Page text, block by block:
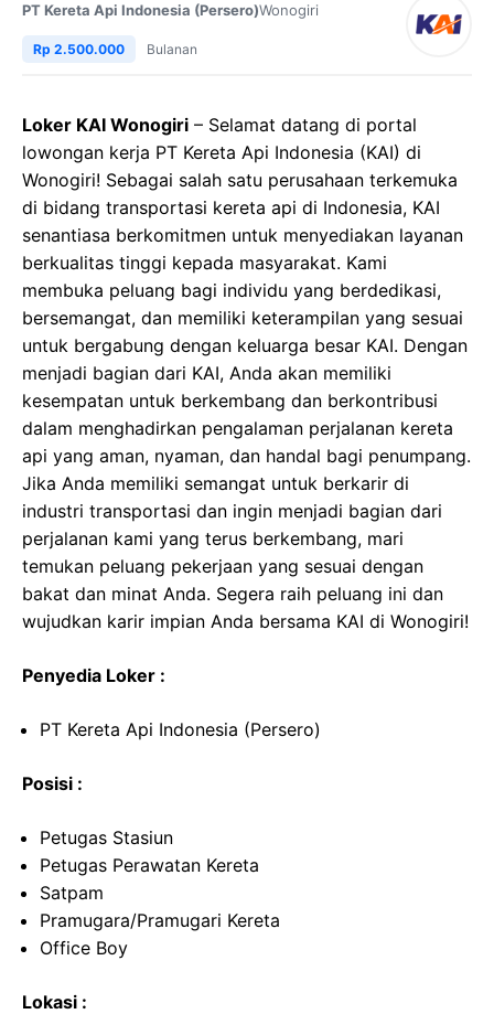
PT Kereta Api Indonesia (Persero)Wonogiri
Rp 2.500.000 Bulanan
Loker KAI Wonogiri – Selamat datang di portal
lowongan kerja PT Kereta Api Indonesia (KAI) di
Wonogiri! Sebagai salah satu perusahaan terkemuka
di bidang transportasi kereta api di Indonesia, KAI
senantiasa berkomitmen untuk menyediakan layanan
berkualitas tinggi kepada masyarakat. Kami
membuka peluang bagi individu yang berdedikasi,
bersemangat, dan memiliki keterampilan yang sesuai
untuk bergabung dengan keluarga besar KAI. Dengan
menjadi bagian dari KAI, Anda akan memiliki
kesempatan untuk berkembang dan berkontribusi
dalam menghadirkan pengalaman perjalanan kereta
api yang aman, nyaman, dan handal bagi penumpang.
Jika Anda memiliki semangat untuk berkarir di
industri transportasi dan ingin menjadi bagian dari
perjalanan kami yang terus berkembang, mari
temukan peluang pekerjaan yang sesuai dengan
bakat dan minat Anda. Segera raih peluang ini dan
wujudkan karir impian Anda bersama KAI di Wonogiri!
Penyedia Loker :
PT Kereta Api Indonesia (Persero)
Posisi :
Petugas Stasiun
Petugas Perawatan Kereta
Satpam
Pramugara/Pramugari Kereta
Office Boy
Lokasi :